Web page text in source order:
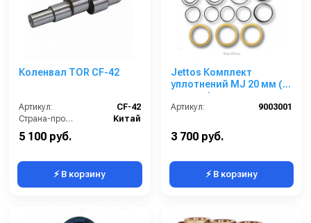
Коленвал TOR CF-42
Артикул:
CF-42
Страна-производитель:
Китай
5 100 руб.
⚡ В корзину
Jettos Комплект
уплотнений MJ 20 мм (3
поршня)
Артикул: 9003001
3 700 руб.
⚡ В корзину